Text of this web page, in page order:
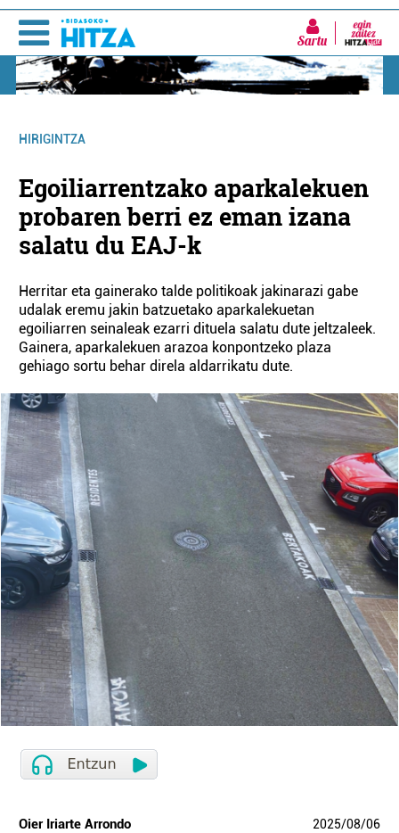
Sartu
HIRIGINTZA
Egoiliarrentzako aparkalekuen
probaren berri ez eman izana
salatu du EAJ-k
Herritar eta gainerako talde politikoak jakinarazi gabe
udalak eremu jakin batzuetako aparkalekuetan
egoiliarren seinaleak ezarri dituela salatu dute jeltzaleek.
Gainera, aparkalekuen arazoa konpontzeko plaza
gehiago sortu behar direla aldarrikatu dute.
Oier Iriarte Arrondo 2025/08/06